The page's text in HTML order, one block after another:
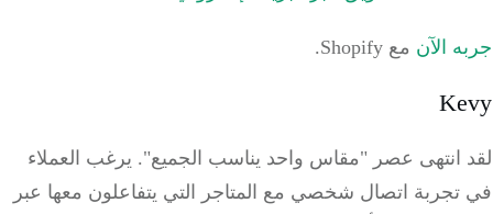
الآنمع Shopify.
انتهى عصر "مقاس واحد يناسب الجميع".يرغب العملاء
اتصال شخصي مع المتاجر التي يتفاعلون معها عبر